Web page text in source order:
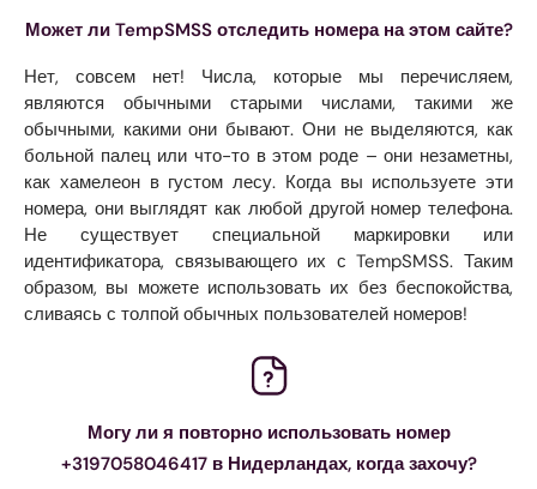
Может ли TempSMSS отследить номера на этом сайте?
Нет, совсем нет! Числа, которые мы перечисляем,
являются обычными старыми числами, такими же
обычными, какими они бывают. Они не выделяются, как
больной палец или что-то в этом роде – они незаметны,
как хамелеон в густом лесу. Когда вы используете эти
номера, они выглядят как любой другой номер телефона.
Не существует специальной маркировки или
идентификатора, связывающего их с TempSMSS. Таким
образом, вы можете использовать их без беспокойства,
сливаясь с толпой обычных пользователей номеров!
Могу ли я повторно использовать номер
+3197058046417 в Нидерландах, когда захочу?